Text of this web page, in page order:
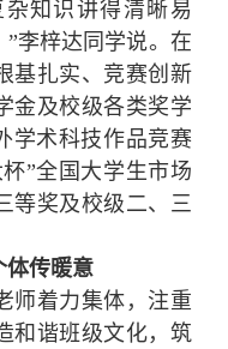
知识讲得清晰易
李梓达同学说。在
基扎实、竞赛创新
金及校级各类奖学
学术科技作品竞赛
”全国大学生市场
等奖及校级二、三
体传暖意
师着力集体，注重
和谐班级文化，筑